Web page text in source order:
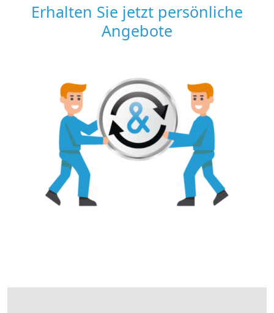
Erhalten Sie jetzt persönliche
Angebote